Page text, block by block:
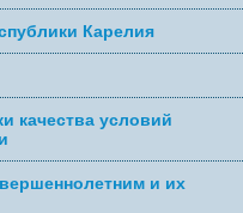
Карелия
качества условий
и их